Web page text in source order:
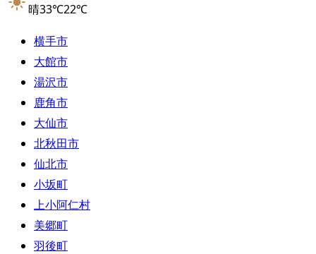
晴33℃22℃
横手市
大館市
湯沢市
鹿角市
大仙市
北秋田市
仙北市
小坂町
上小阿仁村
美郷町
羽後町